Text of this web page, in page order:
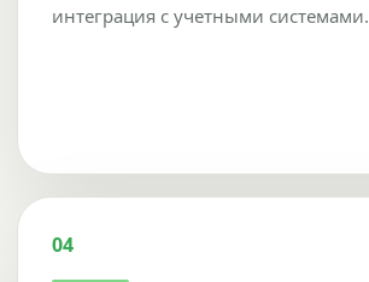
интеграция с учетными системами.
04